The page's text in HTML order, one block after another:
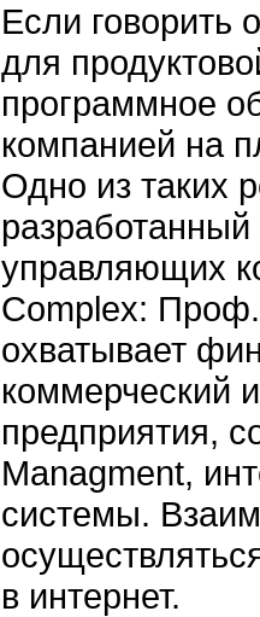
Если
для
программное
компанией на
Одно из таких
управляющих
Complex:
охватывает
коммерческий
предприятия,
Managment,
системы.
в интернет.